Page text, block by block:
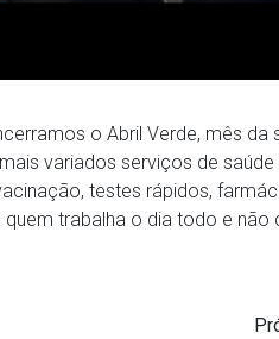
o Abril Verde, mês da
variados serviços de saúde
testes rápidos,
trabalha o dia todo e não